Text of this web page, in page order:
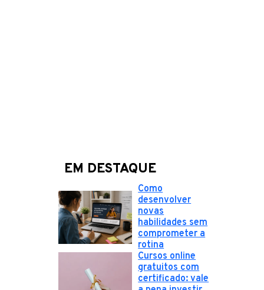
EM DESTAQUE
Como
desenvolver
novas
habilidades sem
comprometer a
rotina
Cursos online
gratuitos com
certificado: vale